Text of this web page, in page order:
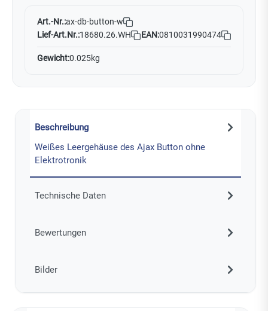
Art.-Nr.:ax-db-button-w
Lief-Art.Nr.:18680.26.WH EAN:0810031990474
Gewicht:0.025kg
Beschreibung
Weißes Leergehäuse des Ajax Button ohne
Elektrotronik
Technische Daten
Bewertungen
Bilder